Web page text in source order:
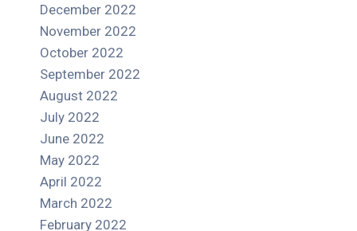
December 2022
November 2022
October 2022
September 2022
August 2022
July 2022
June 2022
May 2022
April 2022
March 2022
February 2022